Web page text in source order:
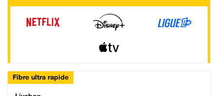
Fibre ultra rapide